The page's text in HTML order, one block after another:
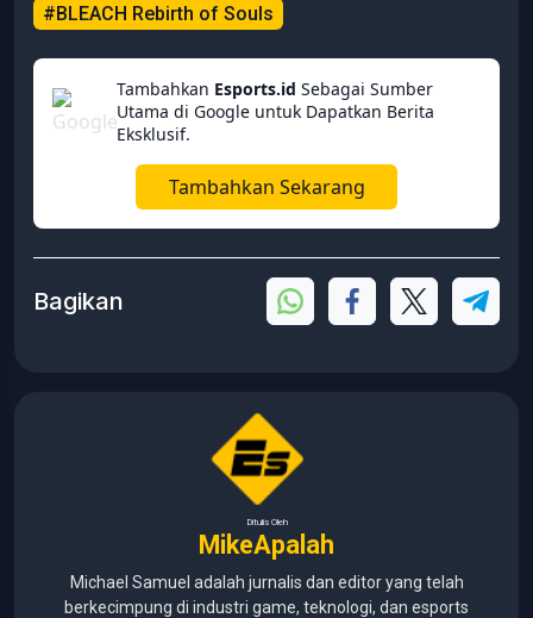
#BLEACH Rebirth of Souls
Tambahkan Esports.id Sebagai Sumber
Utama di Google untuk Dapatkan Berita
Eksklusif.
Tambahkan Sekarang
Bagikan
Ditulis Oleh
MikeApalah
Michael Samuel adalah jurnalis dan editor yang telah
berkecimpung di industri game, teknologi, dan esports